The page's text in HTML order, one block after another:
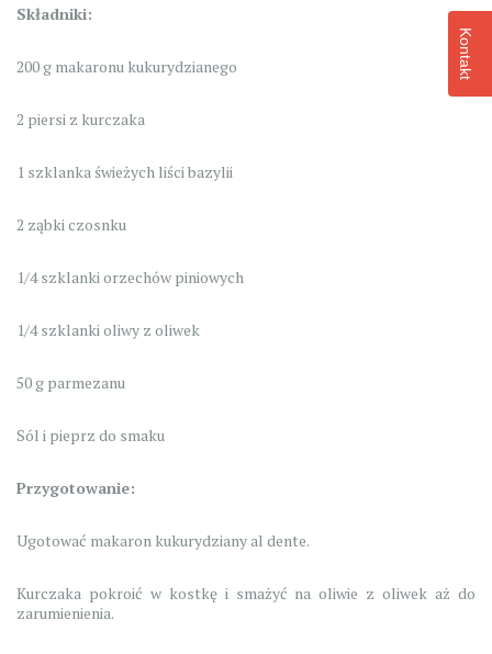
Składniki:
200 g makaronu kukurydzianego
2 piersi z kurczaka
1 szklanka świeżych liści bazylii
2 ząbki czosnku
1/4 szklanki orzechów piniowych
1/4 szklanki oliwy z oliwek
50 g parmezanu
Sól i pieprz do smaku
Przygotowanie:
Ugotować makaron kukurydziany al dente.
Kurczaka pokroić w kostkę i smażyć na oliwie z oliwek aż do
zarumienienia.
Kontakt